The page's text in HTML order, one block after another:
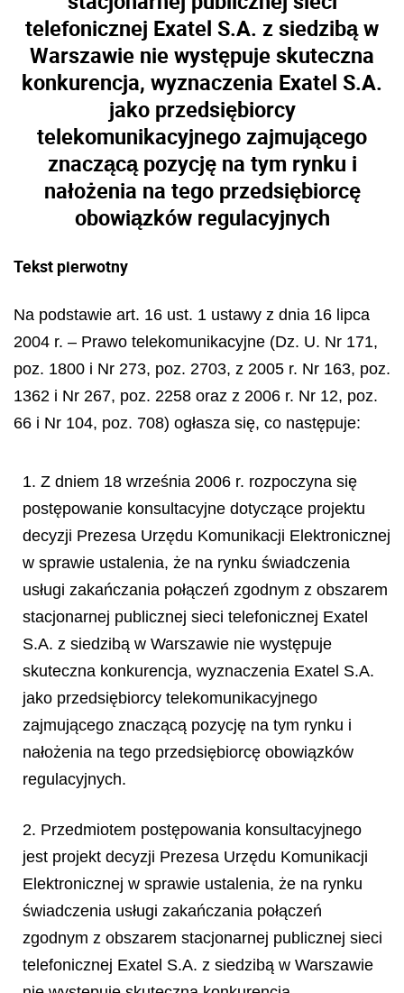
telefonicznej Exatel S.A. z siedzibą w
Warszawie nie występuje skuteczna
konkurencja, wyznaczenia Exatel S.A.
jako przedsiębiorcy
telekomunikacyjnego zajmującego
znaczącą pozycję na tym rynku i
nałożenia na tego przedsiębiorcę
obowiązków regulacyjnych
Tekst pierwotny
Na podstawie art. 16 ust. 1 ustawy z dnia 16 lipca
2004 r. – Prawo telekomunikacyjne (Dz. U. Nr 171,
poz. 1800 i Nr 273, poz. 2703, z 2005 r. Nr 163, poz.
1362 i Nr 267, poz. 2258 oraz z 2006 r. Nr 12, poz.
66 i Nr 104, poz. 708) ogłasza się, co następuje:
1. Z dniem 18 września 2006 r. rozpoczyna się
postępowanie konsultacyjne dotyczące projektu
decyzji Prezesa Urzędu Komunikacji Elektronicznej
w sprawie ustalenia, że na rynku świadczenia
usługi zakańczania połączeń zgodnym z obszarem
stacjonarnej publicznej sieci telefonicznej Exatel
S.A. z siedzibą w Warszawie nie występuje
skuteczna konkurencja, wyznaczenia Exatel S.A.
jako przedsiębiorcy telekomunikacyjnego
zajmującego znaczącą pozycję na tym rynku i
nałożenia na tego przedsiębiorcę obowiązków
regulacyjnych.
2. Przedmiotem postępowania konsultacyjnego
jest projekt decyzji Prezesa Urzędu Komunikacji
Elektronicznej w sprawie ustalenia, że na rynku
świadczenia usługi zakańczania połączeń
zgodnym z obszarem stacjonarnej publicznej sieci
telefonicznej Exatel S.A. z siedzibą w Warszawie